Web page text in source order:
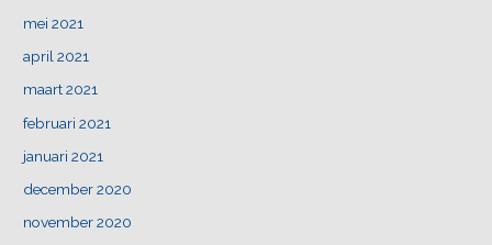
mei 2021
april 2021
maart 2021
februari 2021
januari 2021
december 2020
november 2020